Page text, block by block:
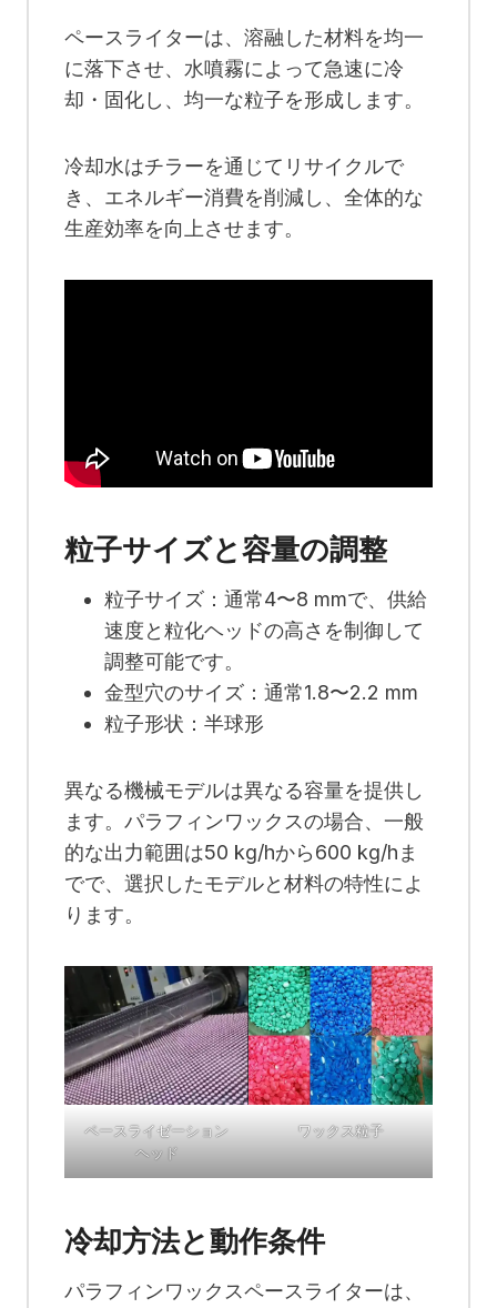
ペースライターは、溶融した材料を均一
に落下させ、水噴霧によって急速に冷
却・固化し、均一な粒子を形成します。
冷却水はチラーを通じてリサイクルで
き、エネルギー消費を削減し、全体的な
生産効率を向上させます。
粒子サイズと容量の調整
粒子サイズ：通常4〜8 mmで、供給
速度と粒化ヘッドの高さを制御して
調整可能です。
金型穴のサイズ：通常1.8〜2.2 mm
粒子形状：半球形
異なる機械モデルは異なる容量を提供し
ます。パラフィンワックスの場合、一般
的な出力範囲は50 kg/hから600 kg/hま
でで、選択したモデルと材料の特性によ
ります。
ペースライゼーション
ヘッド
ワックス粒子
冷却方法と動作条件
パラフィンワックスペースライターは、